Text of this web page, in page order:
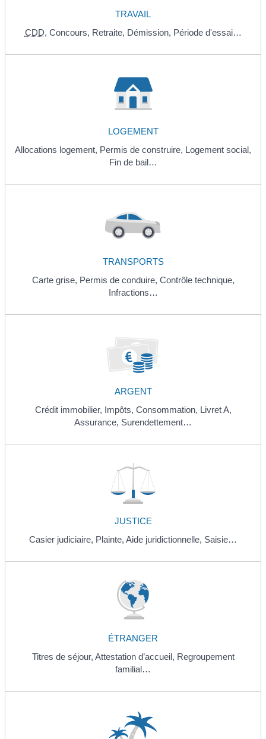
TRAVAIL
CDD, Concours, Retraite, Démission, Période d'essai…
LOGEMENT
Allocations logement, Permis de construire, Logement social,
Fin de bail…
TRANSPORTS
Carte grise, Permis de conduire, Contrôle technique,
Infractions…
ARGENT
Crédit immobilier, Impôts, Consommation, Livret A,
Assurance, Surendettement…
JUSTICE
Casier judiciaire, Plainte, Aide juridictionnelle, Saisie…
ÉTRANGER
Titres de séjour, Attestation d’accueil, Regroupement
familial…